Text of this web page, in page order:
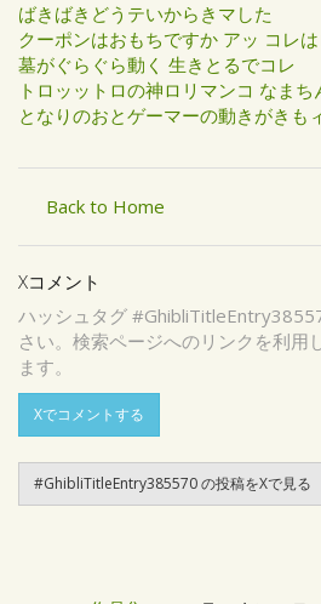
ばきばきどうテいからきマした
クーポンはおもちですか アッ コレ
墓がぐらぐら動く 生きとるでコレ
トロッットロの神ロリマンコ なま
となりのおとゲーマーの動きがきも
Back to Home
Xコメント
ハッシュタグ
さい。検索ページへのリンクを利用
ます。
Xでコメントする
#GhibliTitleEntry385570 の投稿をXで見る